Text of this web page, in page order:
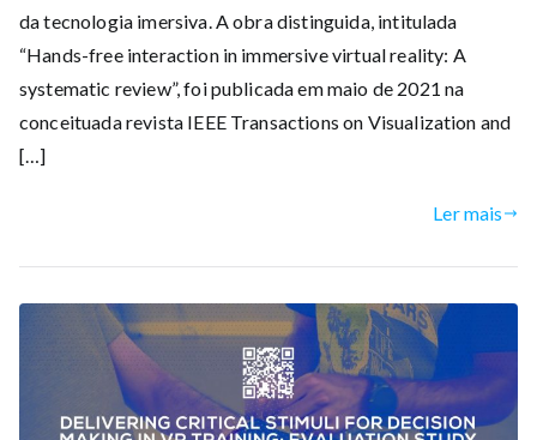
da tecnologia imersiva. A obra distinguida, intitulada
“Hands-free interaction in immersive virtual reality: A
systematic review”, foi publicada em maio de 2021 na
conceituada revista IEEE Transactions on Visualization and
[…]
Ler mais